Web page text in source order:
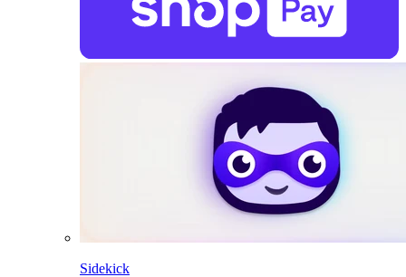
Sidekick